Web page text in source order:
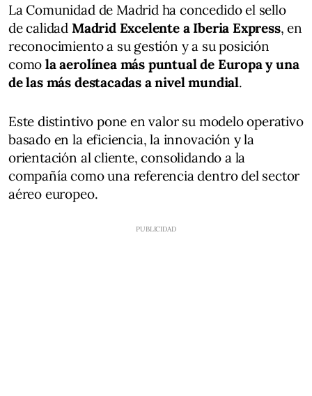
La Comunidad de Madrid ha concedido el sello
de calidad Madrid Excelente a Iberia Express, en
reconocimiento a su gestión y a su posición
comola aerolínea más puntual de Europa y una
de las más destacadas a nivel mundial.
Este distintivo pone en valor su modelo operativo
basado en la eficiencia, la innovación y la
orientación al cliente, consolidando a la
compañía como una referencia dentro del sector
aéreo europeo.